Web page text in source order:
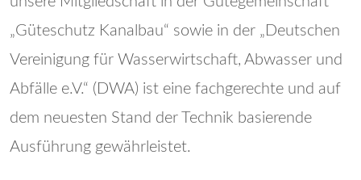
„Güteschutz Kanalbau“ sowie in der „Deutschen
Vereinigung für Wasserwirtschaft, Abwasser und
Abfälle e.V.“ (DWA) ist eine fachgerechte und auf
dem neuesten Stand der Technik basierende
Ausführung gewährleistet.